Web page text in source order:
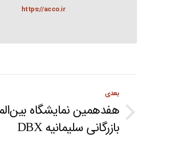
https://acco.ir
Post
navigation
بعدی
Next
post:
هفدهمین نمایشگاه
بازرگانی سلیمانیه DBX